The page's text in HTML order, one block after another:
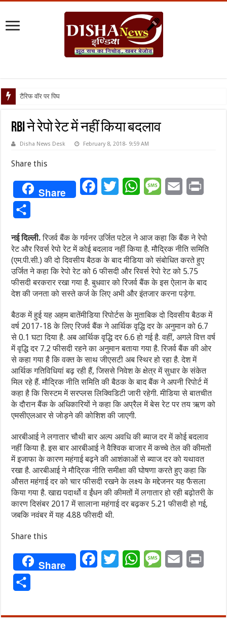
टैरिफ वॉर पर पिघली बर्फ, ट्रंप
RBI ने रेपो रेट में नहीं किया बदलाव
Disha News Desk February 8, 2018- 9:59 AM
Share this
Share FacebookTwitterWhatsAppMessageEmail
नई दिल्ली.रिजर्व बैंक के गर्वनर उर्जित पटेल ने आज कहा कि बैंक ने रेपो
रेट और रिवर्स रेपो रेट में कोई बदलाव नहीं किया है. मौद्रिक नीति समिति
(एम.पी.सी.) की दो दिवसीय बैठक के बाद मीडिया को संबोधित करते हुए
उर्जित ने कहा कि रेपो रेट को 6 फीसदी और रिवर्स रेपो रेट को 5.75
फीसदी बरकरार रखा गया है. बुधवार को रिजर्व बैंक के इस ऐलान के बाद
देश की जनता को सस्ते कर्ज के लिए अभी और इंतजार करना पड़ेगा.
बैठक में हुई यह अहम बातेंमीडिया रिपोर्टस के मुताबिक दो दिवसीय बैठक में
वर्ष 2017-18 के लिए रिजर्व बैंक ने आर्थिक वृद्धि दर के अनुमान को 6.7
से 0.1 घटा दिया है. अब आर्थिक वृद्धि दर 6.6 हो गई है. वहीं, अगले वित्त वर्ष
में वृद्धि दर 7.2 फीसदी रहने का अनुमान बताया गया है. रिजर्व बैंक की ओर
से कहा गया है कि वक्त के साथ जीएसटी अब स्थिर हो रहा है. देश में
आर्थिक गतिविधियां बढ़ रही हैं, जिससे निवेश के क्षेत्र में सुधार के संकेत
मिल रहे हैं. मौद्रिक नीति समिति की बैठक के बाद बैंक ने अपनी रिपोर्ट में
कहा है कि सिस्टम में सरप्लस लिक्विडिटी जारी रहेगी. मीडिया से बातचीत
के दौरान बैंक के अधिकारियों ने कहा कि अप्रैल में बेस रेट पर तय ऋण को
एमसीएलआर से जोड़ने की कोशिश की जाएगी.
आरबीआई ने लगातार चौथी बार अल्प अवधि की ब्याज दर में कोई बदलाव
नहीं किया है. इस बार आरबीआई ने वैश्विक बाजार में कच्चे तेल की कीमतों
में इजाफा के कारण महंगाई बढ़ने की आशंकाओं से ब्याज दर को यथावत
रखा है. आरबीआई ने मौद्रिक नीति समीक्षा की घोषणा करते हुए कहा कि
औसत महंगाई दर को चार फीसदी रखने के लक्ष्य के मद्देजनर यह फैसला
किया गया है. खाद्य पदार्थो व ईंधन की कीमतों में लगातार हो रही बढ़ोतरी के
कारण दिसंबर 2017 में सालाना महंगाई दर बढ़कर 5.21 फीसदी हो गई,
जबकि नवंबर में यह 4.88 फीसदी थी.
Share this
Share FacebookTwitterWhatsAppMessageEmail